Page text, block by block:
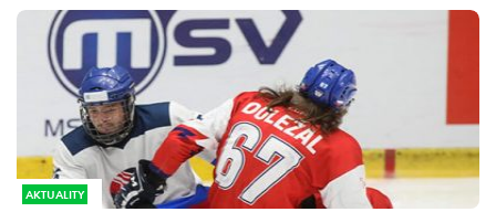
AKTUALITY